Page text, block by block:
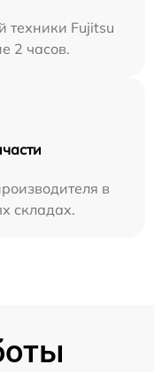
техники Fujitsu
2 часов.
в
складах.